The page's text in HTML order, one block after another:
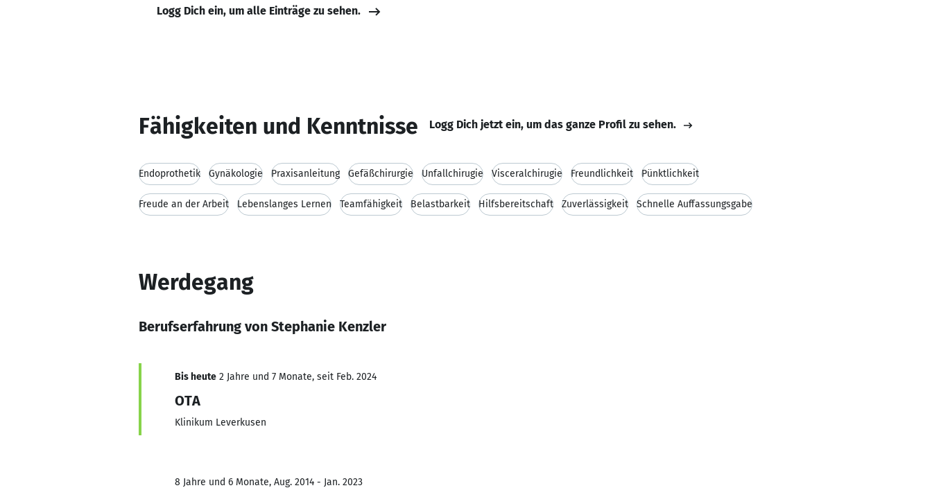
Logg Dich ein, um alle Einträge zu sehen.
Fähigkeiten und Kenntnisse Logg Dich jetzt ein, um das ganze Profil zu sehen.
Endoprothetik Gynäkologie Praxisanleitung Gefäßchirurgie Unfallchirugie Visceralchirugie Freundlichkeit Pünktlichkeit
Freude an der Arbeit Lebenslanges Lernen Teamfähigkeit Belastbarkeit Hilfsbereitschaft Zuverlässigkeit Schnelle Auffassungsgabe
Werdegang
Berufserfahrung von Stephanie Kenzler
Bis heute 2 Jahre und 7 Monate, seit Feb. 2024
OTA
Klinikum Leverkusen
8 Jahre und 6 Monate, Aug. 2014 - Jan. 2023